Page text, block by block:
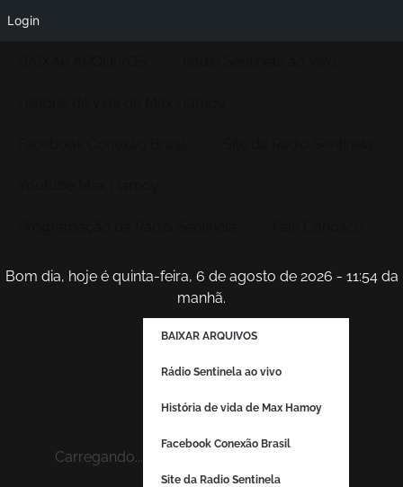
Bom dia, hoje é quinta-feira, 6 de agosto de 2026 - 11:54 da
manhã.
Carregando...
BAIXAR ARQUIVOS
Rádio Sentinela ao vivo
História de vida de Max Hamoy
Facebook Conexão Brasil
Site da Radio Sentinela
Login